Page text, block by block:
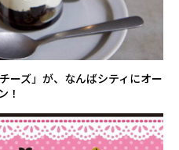
ーズ」が、なんばシティにオー
！